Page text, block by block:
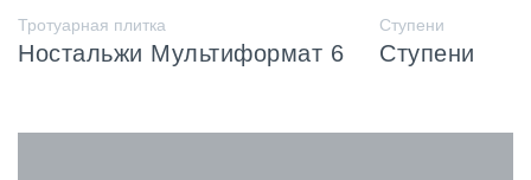
Тротуарная плитка
Ностальжи Мультиформат 6
Ступени
Ступени